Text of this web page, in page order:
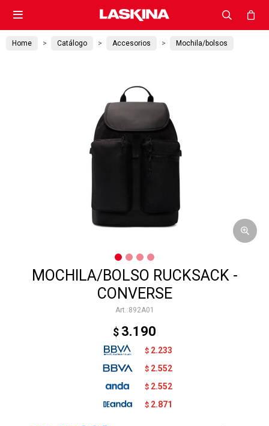

Home Catálogo Accesorios Mochila/bolsos
MOCHILA/BOLSO RUCKSACK -
CONVERSE
892A01
$ 3.190
$ 2.233
$ 2.552
$ 2.552
$ 2.871